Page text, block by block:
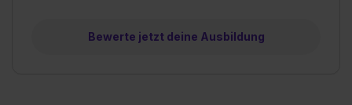
Bewerte jetzt deine Ausbildung